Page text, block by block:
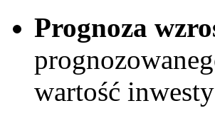
Prognoza
wartość